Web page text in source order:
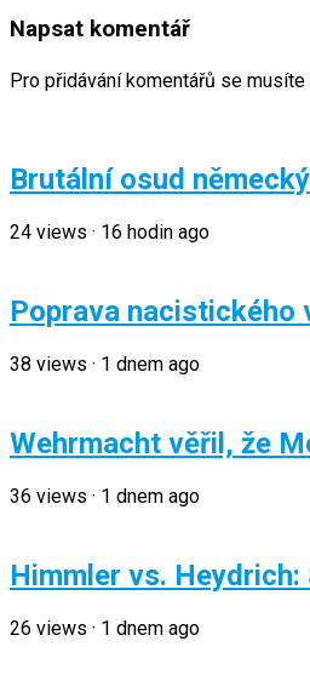
Napsat komentář
Pro přidávání komentářů se
Brutální osud
24 views · 16 hodin ago
Poprava nacistického
38 views · 1 dnem ago
Wehrmacht věřil, že
36 views · 1 dnem ago
Himmler vs.
26 views · 1 dnem ago